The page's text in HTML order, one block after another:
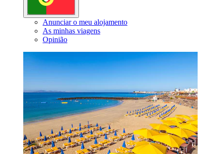
Anunciar o meu alojamento
As minhas viagens
Opinião